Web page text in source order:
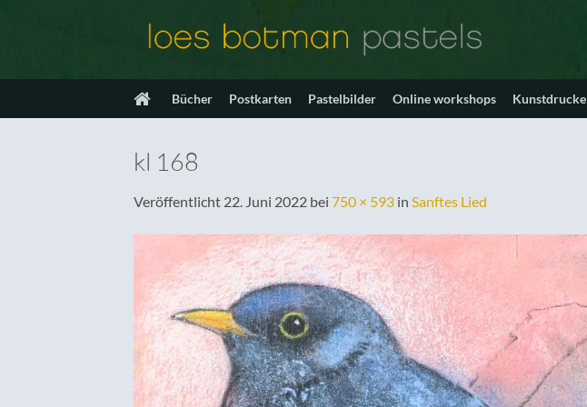
Bücher Postkarten Pastelbilder Online workshops Kunstdrucke
kl 168
Veröffentlicht 22. Juni 2022 bei 750 × 593 in Sanftes Lied